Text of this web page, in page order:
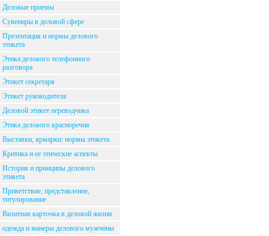
Деловые приемы
Сувениры в деловой сфере
Презентация и нормы делового
этикета
Этика делового телефонного
разговора
Этикет секретаря
Этикет руководителя
Деловой этикет переводчика
Этика делового красноречия
Выставки, ярмарки: нормы этикета
Критика и ее этические аспекты
История и принципы делового
этикета
Приветствие, представление,
титулирование
Визитная карточка в деловой жизни
одежда и манеры делового мужчины